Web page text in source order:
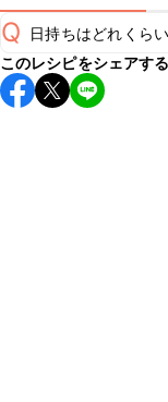
Q 日持ちはどれくら
こちらのレシピは
すすめします。
このレシピをシェアする